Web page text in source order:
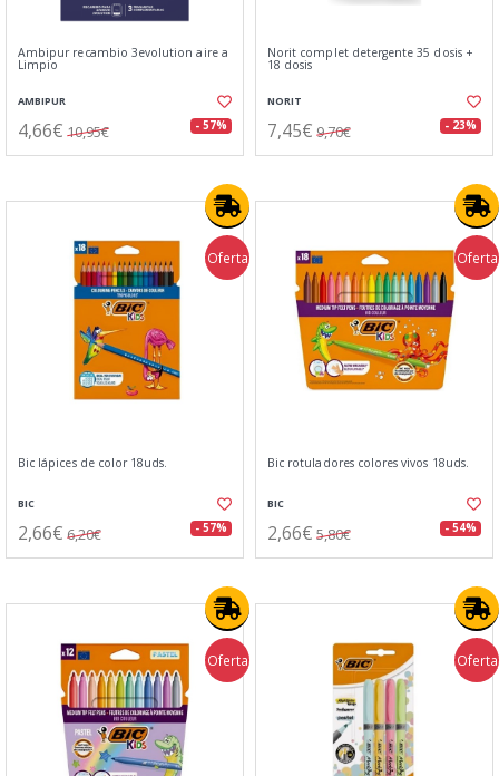
Ambipur recambio 3evolution aire a
Limpio
AMBIPUR
4,66€ 10,95€ - 57%
Norit complet detergente 35 dosis +
18 dosis
NORIT
7,45€ 9,70€ - 23%
Oferta
Bic lápices de color 18uds.
BIC
2,66€ 6,20€ - 57%
Oferta
Bic rotuladores colores vivos 18uds.
BIC
2,66€ 5,80€ - 54%
Oferta Oferta